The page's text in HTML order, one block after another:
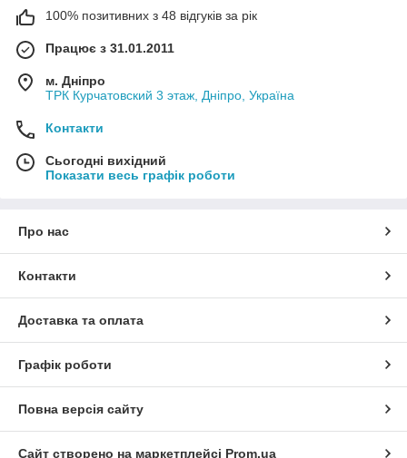
100% позитивних з 48 відгуків за рік
Працює з 31.01.2011
м. Дніпро
ТРК Курчатовский 3 этаж, Дніпро, Україна
Контакти
Сьогодні вихідний
Показати весь графік роботи
Про нас
Контакти
Доставка та оплата
Графік роботи
Повна версія сайту
Сайт створено на маркетплейсі Prom.ua